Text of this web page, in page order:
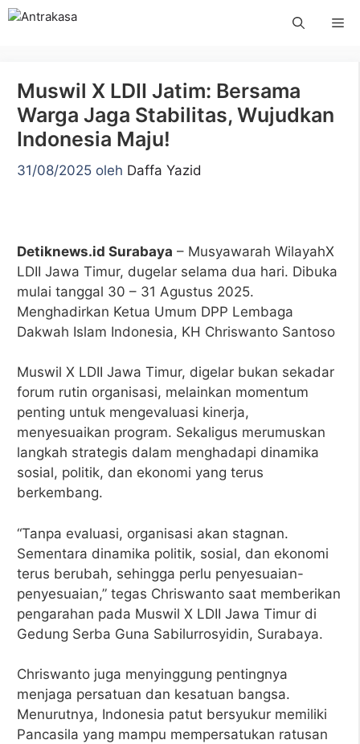
Langsung
Muswil X LDII Jatim: Bersama
Warga Jaga Stabilitas, Wujudkan
Indonesia Maju!
31/08/2025 oleh Daffa Yazid
Detiknews.id Surabaya – Musyawarah WilayahX
LDII Jawa Timur, dugelar selama dua hari. Dibuka
mulai tanggal 30 – 31 Agustus 2025.
Menghadirkan Ketua Umum DPP Lembaga
Dakwah Islam Indonesia, KH Chriswanto Santoso
Muswil X LDII Jawa Timur, digelar bukan sekadar
forum rutin organisasi, melainkan momentum
penting untuk mengevaluasi kinerja,
menyesuaikan program. Sekaligus merumuskan
langkah strategis dalam menghadapi dinamika
sosial, politik, dan ekonomi yang terus
berkembang.
“Tanpa evaluasi, organisasi akan stagnan.
Sementara dinamika politik, sosial, dan ekonomi
terus berubah, sehingga perlu penyesuaian-
penyesuaian,” tegas Chriswanto saat memberikan
pengarahan pada Muswil X LDII Jawa Timur di
Gedung Serba Guna Sabilurrosyidin, Surabaya.
Chriswanto juga menyinggung pentingnya
menjaga persatuan dan kesatuan bangsa.
Menurutnya, Indonesia patut bersyukur memiliki
Pancasila yang mampu mempersatukan ratusan